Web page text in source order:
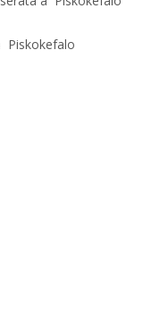
Piskokefalo